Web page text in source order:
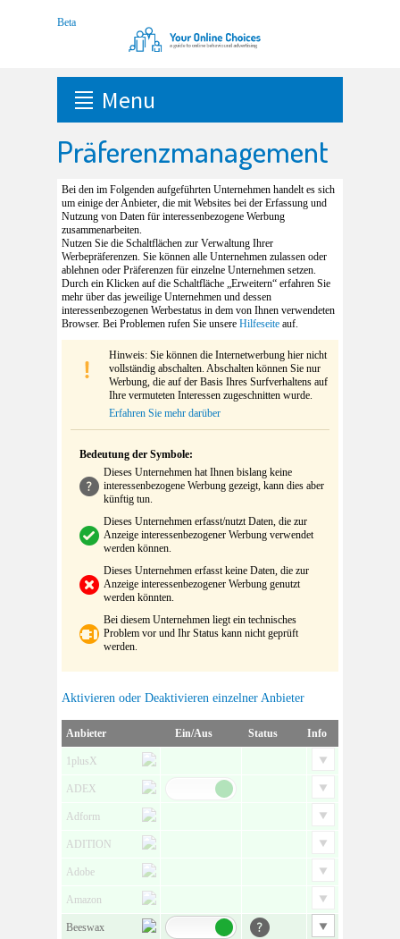
Menu
Präferenzmanagement
Bei den im Folgenden aufgeführten Unternehmen handelt es sich
um einige der Anbieter, die mit Websites bei der Erfassung und
Nutzung von Daten für interessenbezogene Werbung
zusammenarbeiten.
Nutzen Sie die Schaltflächen zur Verwaltung Ihrer
Werbepräferenzen. Sie können alle Unternehmen zulassen oder
ablehnen oder Präferenzen für einzelne Unternehmen setzen.
Durch ein Klicken auf die Schaltfläche „Erweitern“ erfahren Sie
mehr über das jeweilige Unternehmen und dessen
interessenbezogenen Werbestatus in dem von Ihnen verwendeten
Browser. Bei Problemen rufen Sie unsere Hilfeseite auf.
Hinweis: Sie können die Internetwerbung hier nicht
vollständig abschalten. Abschalten können Sie nur
Werbung, die auf der Basis Ihres Surfverhaltens auf
Ihre vermuteten Interessen zugeschnitten wurde.
Erfahren Sie mehr darüber
Bedeutung der Symbole:
Dieses Unternehmen hat Ihnen bislang keine
interessenbezogene Werbung gezeigt, kann dies aber
künftig tun.
Dieses Unternehmen erfasst/nutzt Daten, die zur
Anzeige interessenbezogener Werbung verwendet
werden können.
Dieses Unternehmen erfasst keine Daten, die zur
Anzeige interessenbezogener Werbung genutzt
werden könnten.
Bei diesem Unternehmen liegt ein technisches
Problem vor und Ihr Status kann nicht geprüft
werden.